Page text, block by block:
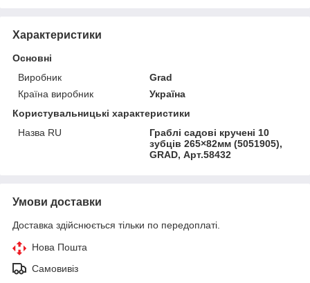
Характеристики
Основні
Виробник
Grad
Країна виробник
Україна
Користувальницькі характеристики
Назва RU
Граблі садові кручені 10
зубців 265×82мм (5051905),
GRAD, Арт.58432
Умови доставки
Доставка здійснюється тільки по передоплаті.
Нова Пошта
Самовивіз